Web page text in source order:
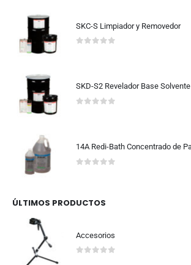
SKC-S Limpiador y Removedor
SKD-S2 Revelador Base Solvente
ÚLTIMOS PRODUCTOS
Accesorios